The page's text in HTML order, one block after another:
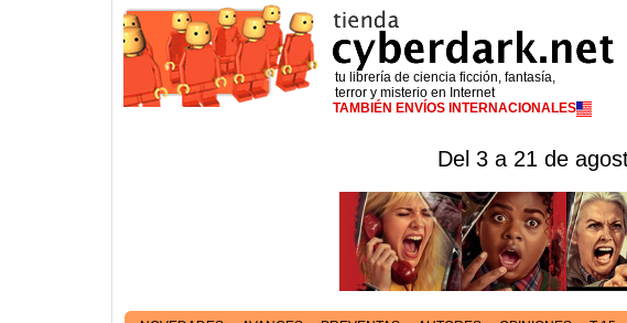
tu librería de ciencia ficción, fantasía,
terror y misterio en Internet
TAMBIÉN ENVÍOS INTERNACIONALES
Del 3 a 21 de